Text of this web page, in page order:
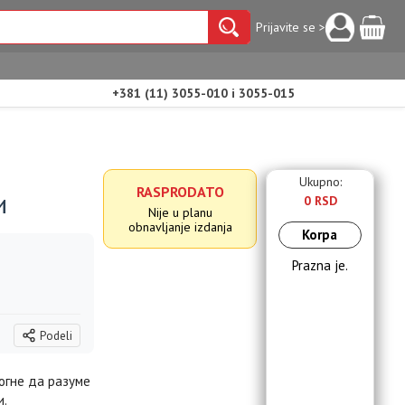
Prijavite se >
+381 (11) 3055-010 i 3055-015
Podeli
да разуме
RASPRODATO
Nije u planu
obnavljanje izdanja
Ukupno:
0 RSD
Korpa
Prazna je.